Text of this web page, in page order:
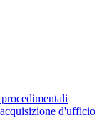
d'ufficio